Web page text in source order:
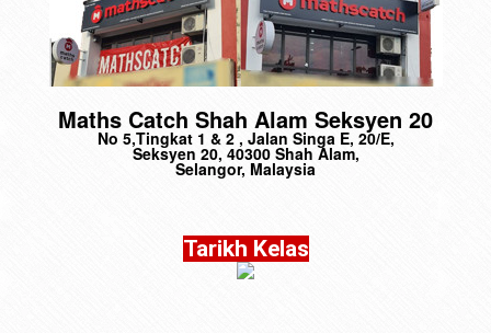
Maths Catch Shah Alam Seksyen 20
No 5,Tingkat 1 & 2 , Jalan Singa E, 20/E,
Seksyen 20, 40300 Shah Alam,
Selangor, Malaysia
Tarikh Kelas